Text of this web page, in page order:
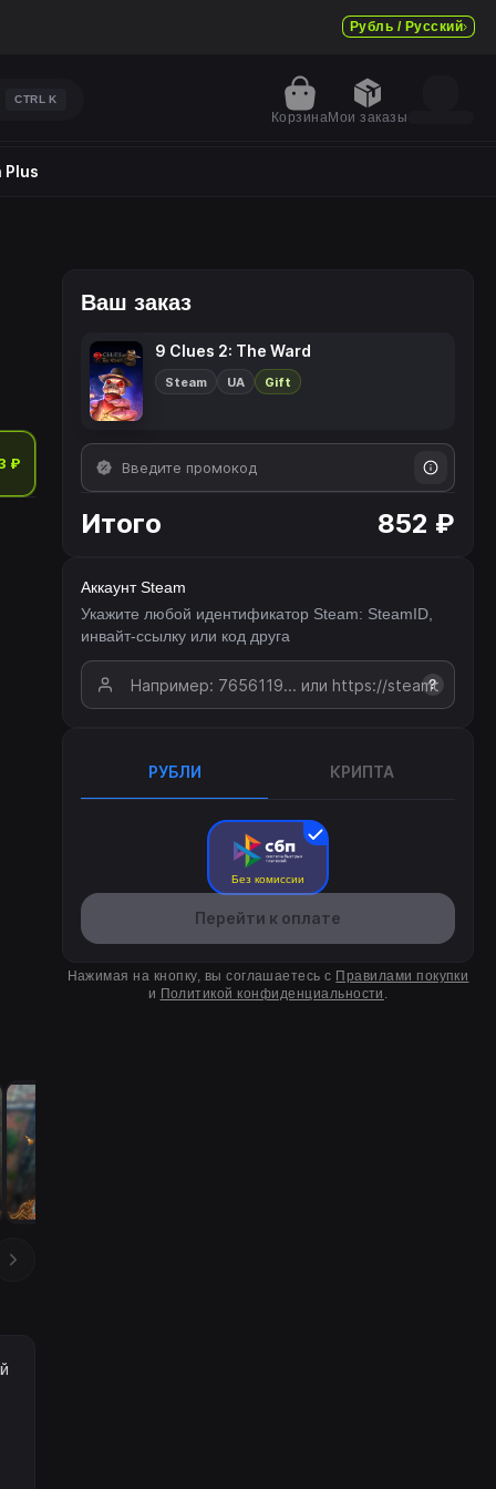
Рубль / Русский
CTRL K
КорзинаМои заказы
₽
Ваш заказ
9 Clues 2: The Ward
Steam UA Gift
Итого 852 ₽
Аккаунт Steam
Укажите любой идентификатор Steam: SteamID,
инвайт-ссылку или код друга
?
РУБЛИ КРИПТА
Без комиссии
Перейти к оплате
Нажимая на кнопку, вы соглашаетесь с Правилами покупки
и Политикой конфиденциальности .